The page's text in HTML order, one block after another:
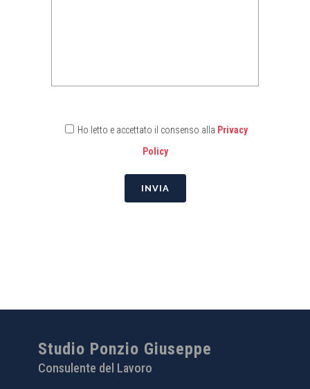
Ho letto e accettato il consenso alla Privacy
Policy
Studio Ponzio Giuseppe
Consulente del Lavoro